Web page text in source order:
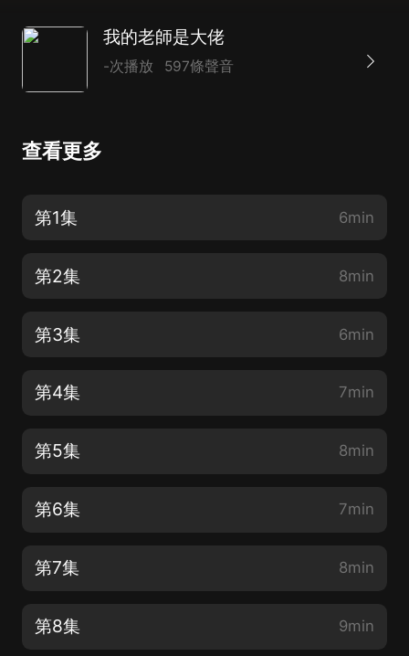
我的老師是大佬
-次播放 597條聲音
查看更多
第1集 6min
第2集 8min
第3集 6min
第4集 7min
第5集 8min
第6集 7min
第7集 8min
第8集 9min